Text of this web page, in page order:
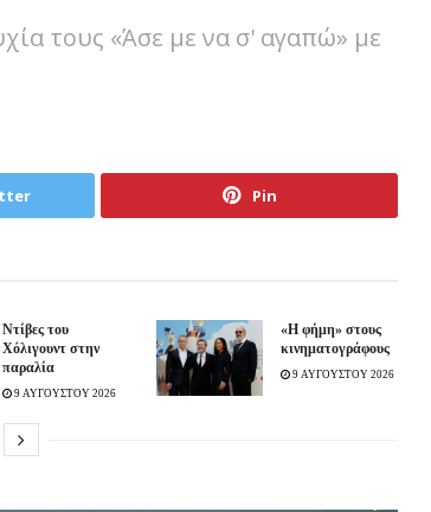
τους «Άσε με να σ' αγαπώ» με
Pin
Ντίβες του
Χόλιγουντ στην
παραλία
9 ΑΥΓΟΥΣΤΟΥ 2026
«H φήμη» στους
κινηματογράφους
9 ΑΥΓΟΥΣΤΟΥ 2026